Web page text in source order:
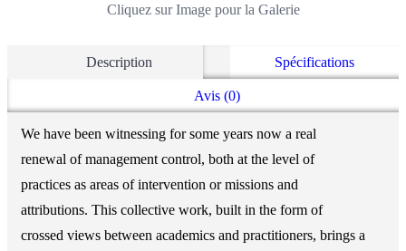
Cliquez sur Image pour la Galerie
Description Spécifications
Avis (0)
We have been witnessing for some years now a real
renewal of management control, both at the level of
practices as areas of intervention or missions and
attributions. This collective work, built in the form of
crossed views between academics and practitioners, brings a